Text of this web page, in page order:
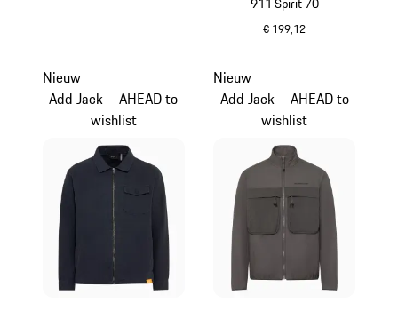
€ 199,12
Nieuw
Add Jack – AHEAD to
wishlist
Nieuw
Add Jack – AHEAD to
wishlist